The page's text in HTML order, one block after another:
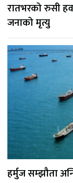
रातभरको रुसी
जनाको मृत्यु
हर्मुज सम्झौता